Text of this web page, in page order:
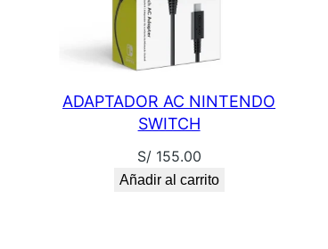
ADAPTADOR AC NINTENDO
SWITCH
S/155.00
Añadir al carrito